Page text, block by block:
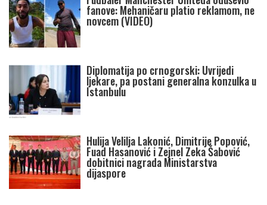
fanove: Mehaničaru platio reklamom, ne
novcem (VIDEO)
Diplomatija po crnogorski: Uvrijedi
ljekare, pa postani generalna konzulka u
Istanbulu
Hulija Velilja Lakonić, Dimitrije Popović,
Fuad Hasanović i Zejnel Zeka Šabović
dobitnici nagrada Ministarstva
dijaspore